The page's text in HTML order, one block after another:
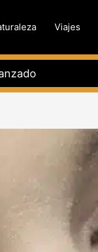
Viajes